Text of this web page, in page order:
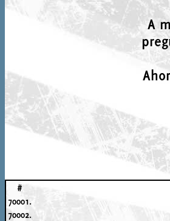
A
#
70001.
70002.